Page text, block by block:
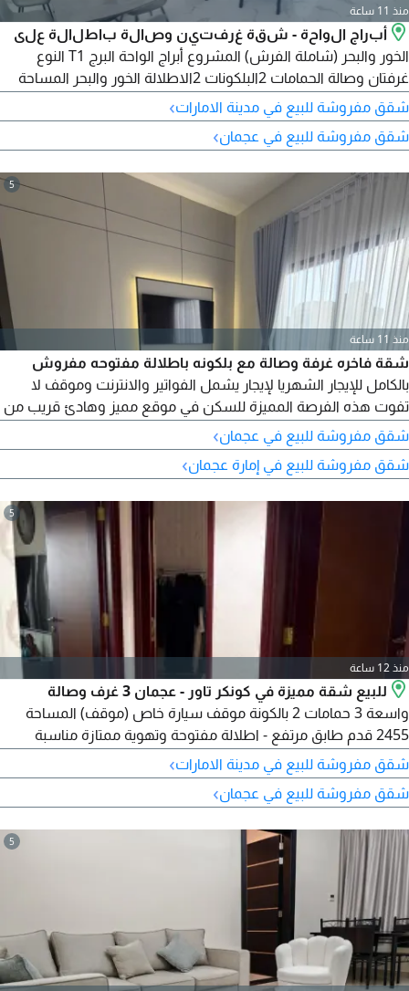
منذ 11 ساعة
أبراج الواحة - شقة غرفتين وصالة باطلالة على
الخور والبحر (شاملة الفرش) المشروع أبراج الواحة البرج T1 النوع
غرفتان وصالة الحمامات 2البلكونات 2الاطلالة الخور والبحر المساحة
1538.56 قدم الحالة شاملة الفرش المرافق موقف سيارة مسبح صالة
رياضية (جيم) تفاصيل السداد اجمالي السعر 767641.86القسط
الشهري 8681اجمالي المبلغ المدفوع 455070المبلغ المتبقي 312579
شقق مفروشة للبيع في مدينة الامارات›
شقق مفروشة للبيع في عجمان›
5
منذ 11 ساعة
شقة فاخره غرفة وصالة مع بلكونه باطلالة مفتوحه مفروش
بالكامل للإيجار الشهريا لإيجار يشمل الفواتير والانترنت وموقف لا
تفوت هذه الفرصة المميزة للسكن في موقع مميز وهادئ قريب من
مداخل دبي والشارقة عجمان
شقق مفروشة للبيع في عجمان›
شقق مفروشة للبيع في إمارة عجمان›
5
منذ 12 ساعة
للبيع شقة مميزة في كونكر تاور - عجمان 3 غرف وصالة
واسعة 3 حمامات 2 بالكونة موقف سيارة خاص (موقف) المساحة
2455 قدم طابق مرتفع - اطلالة مفتوحة وتهوية ممتازة مناسبة
للسكن العائلي أو الاستثمار البرج من أرقى أبراج عجمان أمن وصيانة
24 / 7 قريب من جميع الخدمات والمخارج السعر المطلوب 1000000
درهم فرصة مميزة وجاهزة للتواصل والمعاينة
شقق مفروشة للبيع في مدينة الامارات›
شقق مفروشة للبيع في عجمان›
5